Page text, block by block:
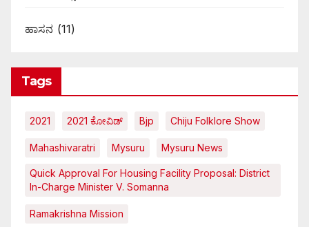
ಹಾಸನ (11)
Tags
2021 2021 ಕೋವಿಡ್‌ Bjp Chiju Folklore Show
Mahashivaratri Mysuru Mysuru News
Quick Approval For Housing Facility Proposal: District
In-Charge Minister V. Somanna
Ramakrishna Mission